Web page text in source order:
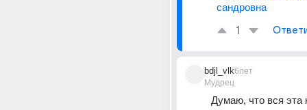
сандровна
1
bdjl_vlk
Мудрец
6лет
Думаю, что вся эта